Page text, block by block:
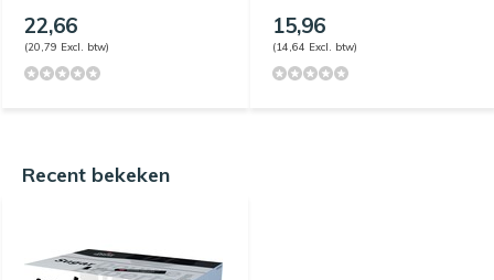
22,66
(20,79 Excl. btw)
15,96
(14,64 Excl. btw)
Recent bekeken